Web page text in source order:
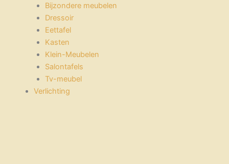
Bijzondere meubelen
Dressoir
Eettafel
Kasten
Klein-Meubelen
Salontafels
Tv-meubel
Verlichting